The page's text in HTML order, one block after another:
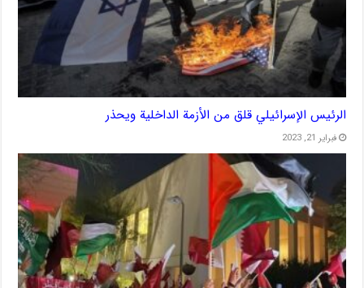
الرئيس الإسرائيلي قلق من الأزمة الداخلية ويحذر
فبراير 21, 2023